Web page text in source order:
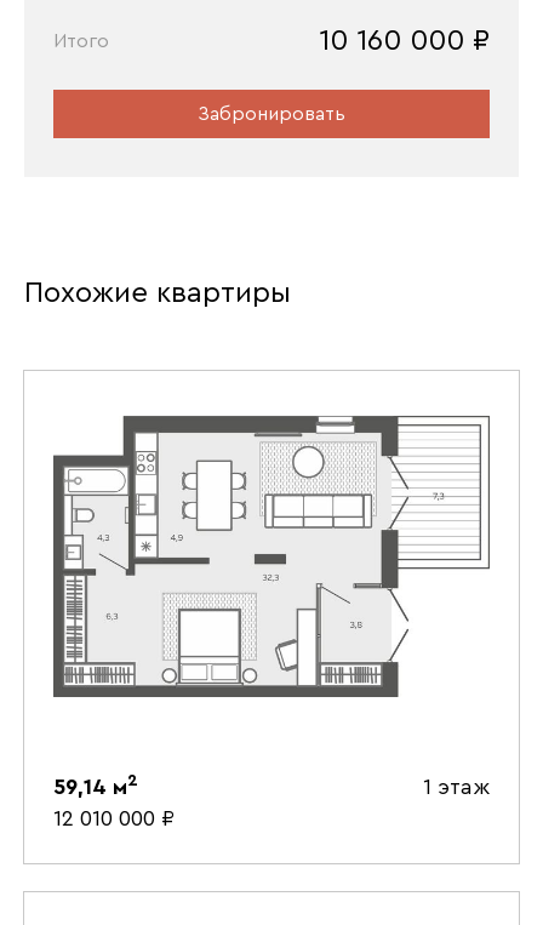
Итого 10 160 000 ₽
Забронировать
Похожие квартиры
59,14 м2
1 этаж
12 010 000 ₽